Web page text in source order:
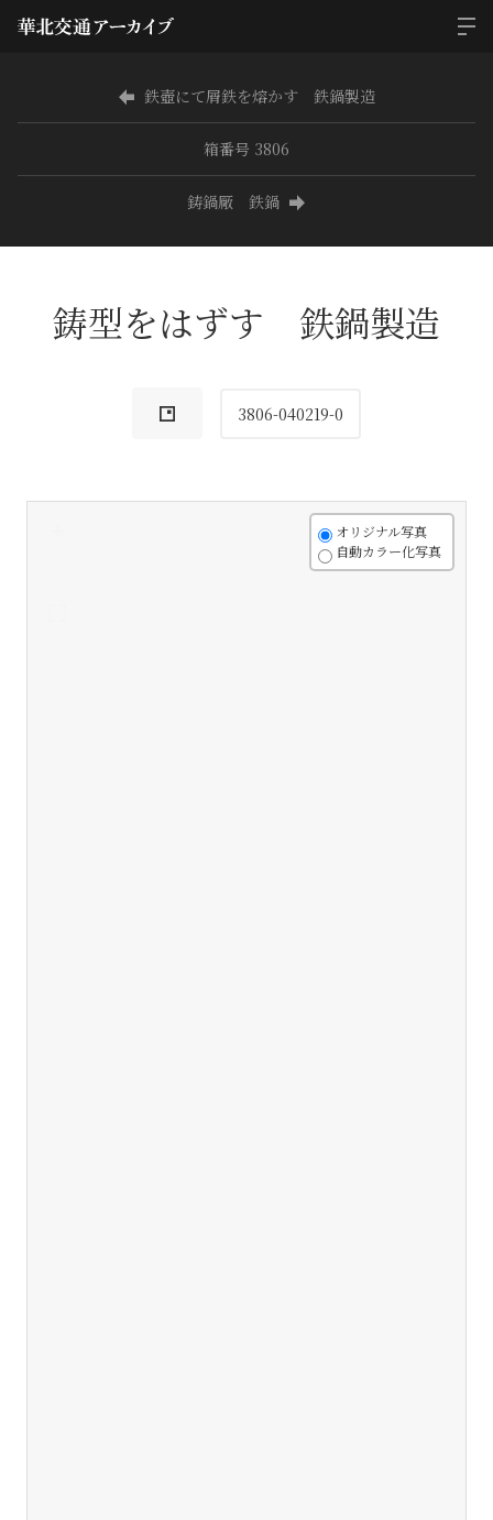
鉄壺にて屑鉄を熔かす 鉄鍋製造
箱番号 3806
鋳鍋厰 鉄鍋
鋳型をはずす 鉄鍋製造
3806-040219-0
オリジナル写真
自動カラー化写真